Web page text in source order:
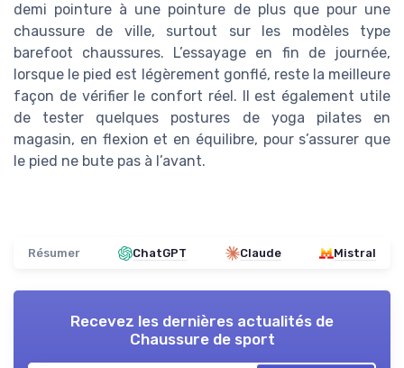
demi pointure à une pointure de plus que pour une
chaussure de ville, surtout sur les modèles type
barefoot chaussures. L’essayage en fin de journée,
lorsque le pied est légèrement gonflé, reste la meilleure
façon de vérifier le confort réel. Il est également utile
de tester quelques postures de yoga pilates en
magasin, en flexion et en équilibre, pour s’assurer que
le pied ne bute pas à l’avant.
Résumer ChatGPT Claude Mistral
Recevez les dernières actualités de
Chaussure de sport